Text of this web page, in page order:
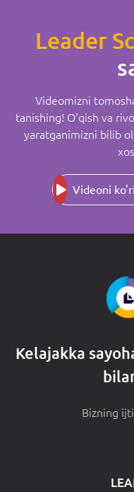
Leader
Videomizni
tanishing! O'qish va
yaratganimizni bilib
Videoni
Kelajakka
Bizning